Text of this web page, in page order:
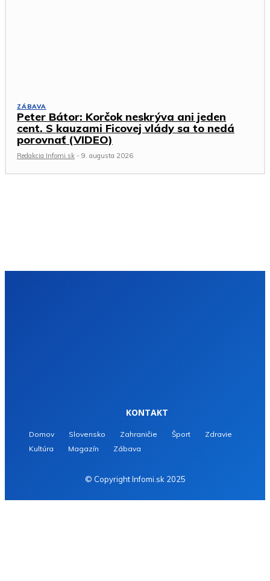
ZÁBAVA
Peter Bátor: Korčok neskrýva ani jeden
cent. S kauzami Ficovej vlády sa to nedá
porovnať (VIDEO)
Redakcia Infomi.sk - 9. augusta 2026
KONTAKT
Domov Slovensko Zahraničie Šport
Zdravie
Kultúra
Magazín Zábava
© Copyright Infomi.sk 2025